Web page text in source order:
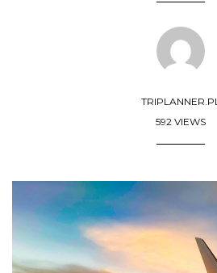
TRIPLANNER.PL
592 VIEWS